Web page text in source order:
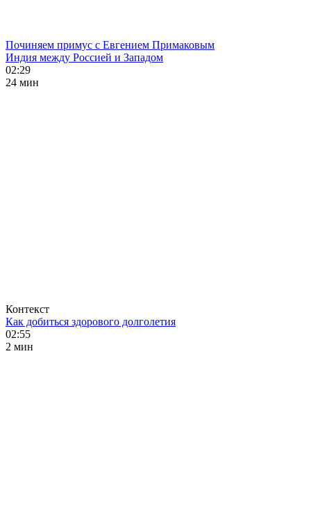
Починяем примус с Евгением Примаковым
Индия между Россией и Западом
02:29
24 мин
Контекст
Как добиться здорового долголетия
02:55
2 мин